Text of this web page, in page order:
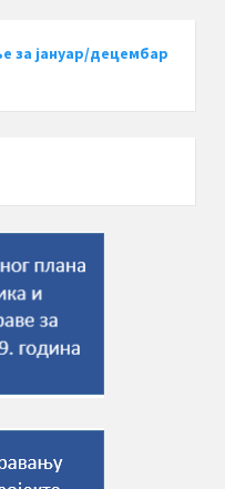
за јануар/децембар